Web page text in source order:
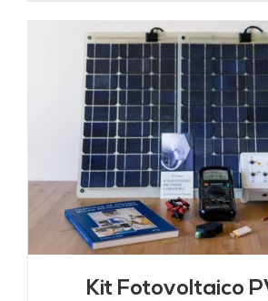
Kit Fotovoltaico